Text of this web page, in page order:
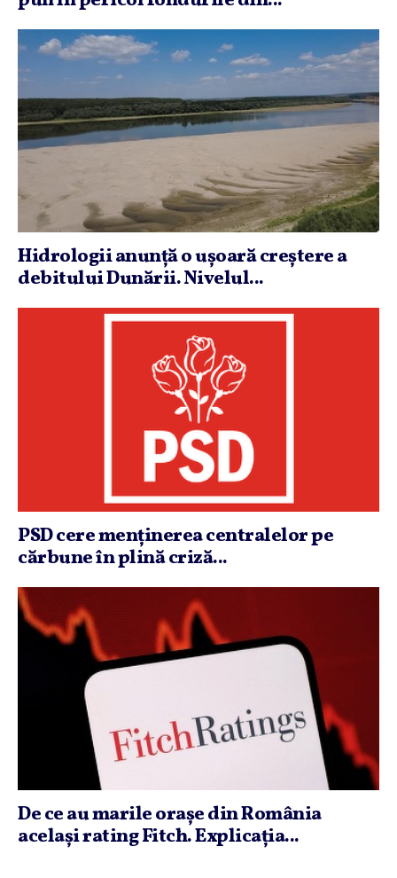
Hidrologii anunţă o uşoară creştere a
debitului Dunării. Nivelul...
PSD cere menţinerea centralelor pe
cărbune în plină criză...
De ce au marile oraşe din România
acelaşi rating Fitch. Explicaţia...